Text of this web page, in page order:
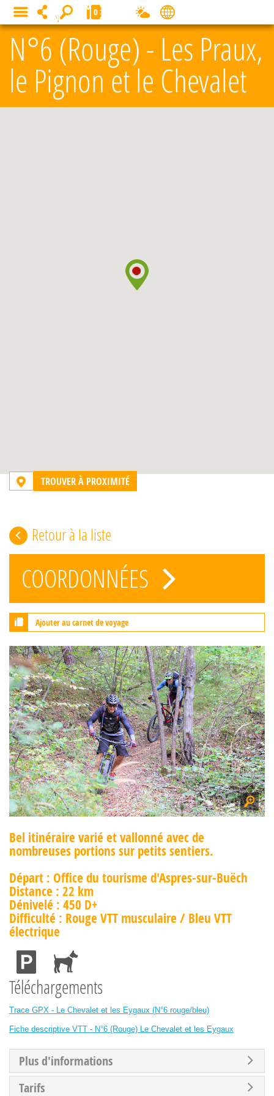
N°6 (Rouge) - Les Praux,
le Pignon et le Chevalet
TROUVER À PROXIMITÉ
Retour à la liste
COORDONNÉES
Ajouter au carnet de voyage
Bel itinéraire varié et vallonné avec de
nombreuses portions sur petits sentiers.
Départ : Office du tourisme d'Aspres-sur-Buëch
Distance : 22 km
Dénivelé : 450 D+
Difficulté : Rouge VTT musculaire / Bleu VTT
électrique
Téléchargements
Trace GPX - Le Chevalet et les Eygaux (N°6 rouge/bleu)
Fiche descriptive VTT - N°6 (Rouge) Le Chevalet et les Eygaux
Plus d'informations
Tarifs
MENU 0
Panneau de gestion des cookies